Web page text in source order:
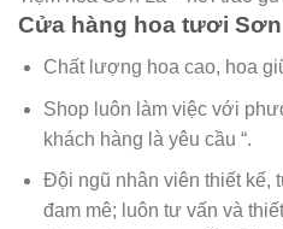
Cửa hàng hoa tươi
Chất lượng hoa cao, hoa
Shop luôn làm việc với
khách hàng là yêu cầu “.
Đội ngũ nhân viên thiết kế,
đam mê; luôn tư vấn và